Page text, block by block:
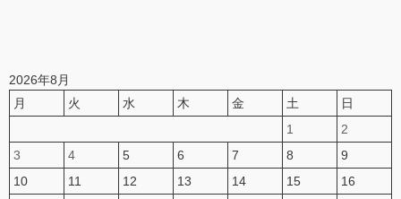
2026年8月
月
火 水 木 金 土
日
1
2
3
4 5 6 7 8
9
10
11 12 13 14 15 16